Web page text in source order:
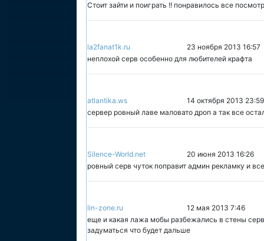
Стоит зайти и поиграть !! понравилось все
la2fanat1k.ru
23 ноября 2013 16:57
неплохой серв особенно для любителей крафта
atlantika.ws
14 октября 2013 23:59
сервер ровный лаве маловато дроп а так все
Silence-World.net
20 июня 2013 16:26
ровный серв чуток поправит админ рекламку и
lin-zone.ru
12 мая 2013 7:46
еще и какая лажа мобы разбежались в стены
задуматься что будет дальше